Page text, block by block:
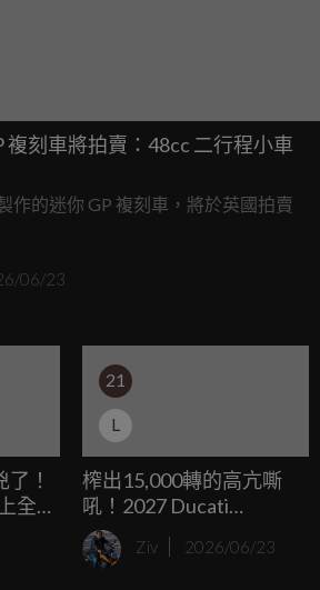
複刻車將拍賣：48cc 二行程小車
作的迷你 GP 複刻車，將於英國拍賣
06/23
！
全新
21
L
榨出15,000轉的高亢嘶
吼！2027 Ducati
Desmo250 MX 挾帶
MotoGP 基因狂暴登場，
Ziv 2026/06/23